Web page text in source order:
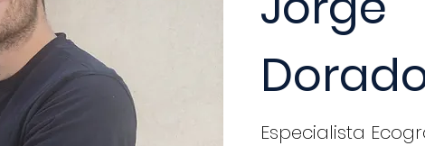
Especialista